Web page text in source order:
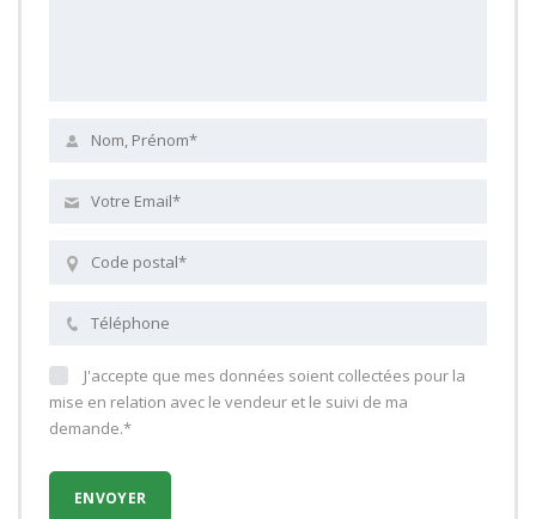
J'accepte que mes données soient collectées pour la
mise en relation avec le vendeur et le suivi de ma
demande.*